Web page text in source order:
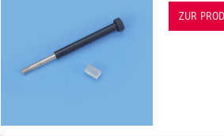
ZUR